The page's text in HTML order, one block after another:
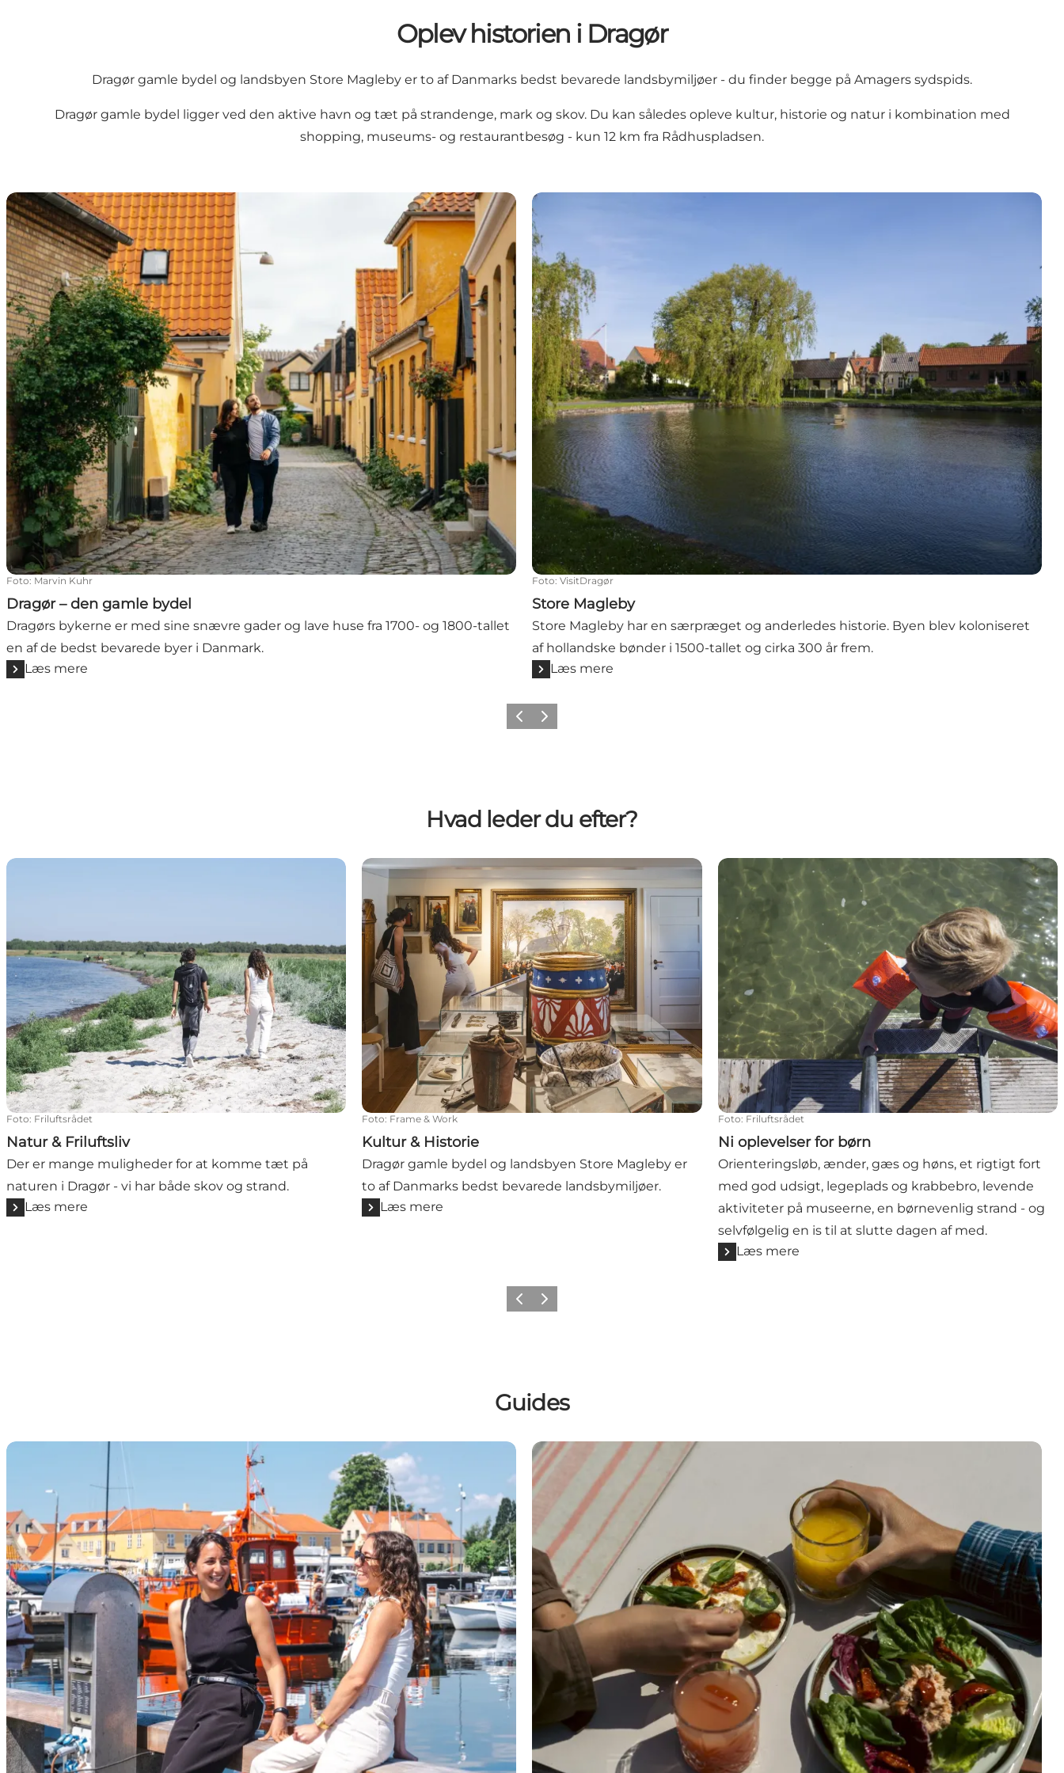
Oplev historien i Dragør
Dragør gamle bydel og landsbyen Store Magleby er to af Danmarks bedst bevarede landsbymiljøer - du finder begge på Amagers sydspids.
Dragør gamle bydel ligger ved den aktive havn og tæt på strandenge, mark og skov. Du kan således opleve kultur, historie og natur i kombination med
shopping, museums- og restaurantbesøg - kun 12 km fra Rådhuspladsen.
Dragør – den gamle bydel
Foto: Marvin Kuhr
Dragør – den gamle bydel
Dragørs bykerne er med sine snævre gader og lave huse fra 1700- og 1800-tallet
en af de bedst bevarede byer i Danmark.
Læs mere
Store Magleby
Foto: VisitDragør
Store Magleby
Store Magleby har en særpræget og anderledes historie. Byen blev koloniseret
af hollandske bønder i 1500-tallet og cirka 300 år frem.
Læs mere
Forrige billede
Næste billede
Hvad leder du efter?
Natur & Friluftsliv
Foto: Friluftsrådet
Natur & Friluftsliv
Der er mange muligheder for at komme tæt på
naturen i Dragør - vi har både skov og strand.
Læs mere
Kultur & Historie
Foto: Frame & Work
Kultur & Historie
Dragør gamle bydel og landsbyen Store Magleby er
to af Danmarks bedst bevarede landsbymiljøer.
Læs mere
Ni oplevelser for børn
Foto: Friluftsrådet
Ni oplevelser for børn
Orienteringsløb, ænder, gæs og høns, et rigtigt fort
med god udsigt, legeplads og krabbebro, levende
aktiviteter på museerne, en børnevenlig strand - og
selvfølgelig en is til at slutte dagen af med.
Læs mere
Forrige billede
Næste billede
Guides
En dag i Dragør Fem gode madoplevelser i Dragør